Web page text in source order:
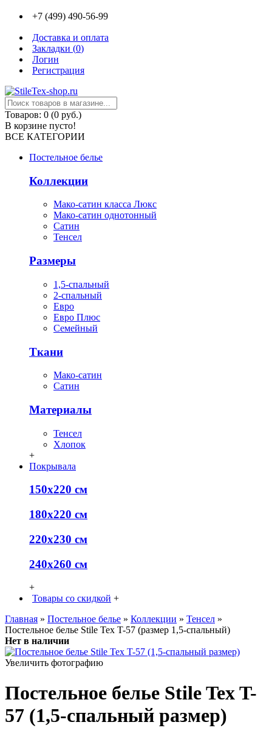
+7 (499) 490-56-99
Доставка и оплата
Закладки (0)
Логин
Регистрация
Товаров: 0 (0 руб.)
В корзине пусто!
ВСЕ КАТЕГОРИИ
Постельное белье
Коллекции
Мако-сатин класса Люкс
Мако-сатин однотонный
Сатин
Тенсел
Размеры
1,5-спальный
2-спальный
Евро
Евро Плюс
Семейный
Ткани
Мако-сатин
Сатин
Материалы
Тенсел
Хлопок
+
Покрывала
150х220 см
180х220 см
220х230 см
240х260 см
+
Товары со скидкой +
Главная » Постельное белье » Коллекции » Тенсел »
Постельное белье Stile Tex T-57 (размер 1,5-спальный)
Нет в наличии
Увеличить фотографию
Постельное белье Stile Tex T-
57 (1,5-спальный размер)